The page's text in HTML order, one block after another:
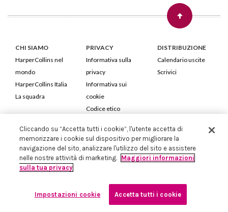
CHI SIAMO
HarperCollins nel
mondo
HarperCollins Italia
La squadra
PRIVACY
Informativa sulla
privacy
Informativa sui
cookie
Codice etico
DISTRIBUZIONE
Calendario uscite
Scrivici
HarperCollins Italia S.p.A. Viale Monte Nero, 84 - 20135 Milano
Cod. Fiscale e P.IVA 05946780151 - Capitale Sociale 258.250 €
Iscritta in Milano al Registro delle imprese nr.198004 e REA nr.1051898
Cliccando su “Accetta tutti i cookie”, l'utente accetta di
memorizzare i cookie sul dispositivo per migliorare la
navigazione del sito, analizzare l'utilizzo del sito e assistere
nelle nostre attività di marketing. Maggiori informazioni
sulla tua privacy
Impostazioni cookie Accetta tutti i cookie